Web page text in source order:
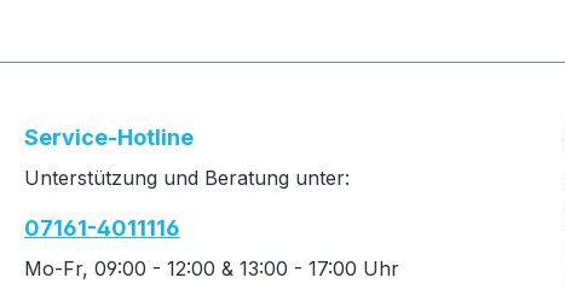
Service-Hotline
Unterstützung und Beratung unter:
07161-4011116
Mo-Fr, 09:00 - 12:00 & 13:00 - 17:00 Uhr